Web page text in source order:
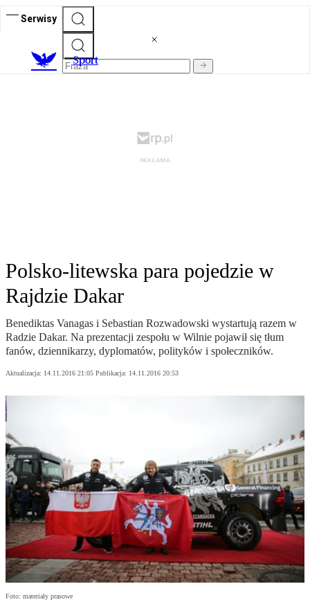
Serwisy
Sport
Polsko-litewska para pojedzie w
Rajdzie Dakar
Benediktas Vanagas i Sebastian Rozwadowski wystartują razem w
Radzie Dakar. Na prezentacji zespołu w Wilnie pojawił się tłum
fanów, dziennikarzy, dyplomatów, polityków i społeczników.
Aktualizacja: 14.11.2016 21:05 Publikacja: 14.11.2016 20:53
Foto: materiały prasowe